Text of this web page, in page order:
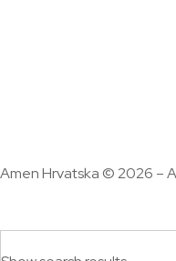
Amen Hrvatska © 2026 –